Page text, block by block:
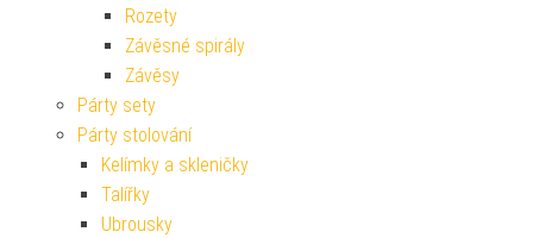
Rozety
Závěsné spirály
Závěsy
Párty sety
Párty stolování
Kelímky a skleničky
Talířky
Ubrousky